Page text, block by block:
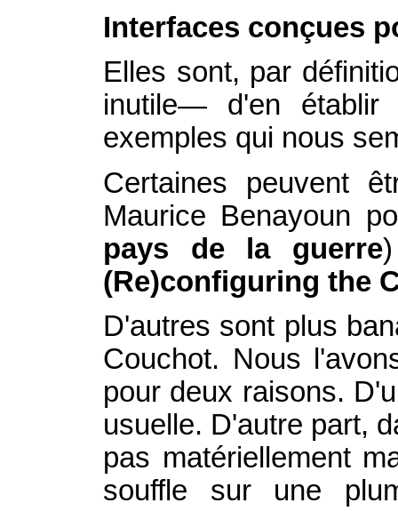
Interfaces conçues
Elles sont, par
inutile— d'en établir
exemples qui nous
Certaines peuvent
Maurice Benayoun
pays de la guerre
(Re)configuring the
D'autres sont plus
Couchot. Nous
pour deux raisons.
usuelle. D'autre part,
pas matériellement
souffle sur une